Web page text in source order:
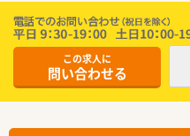
この求人に
問い合わせる